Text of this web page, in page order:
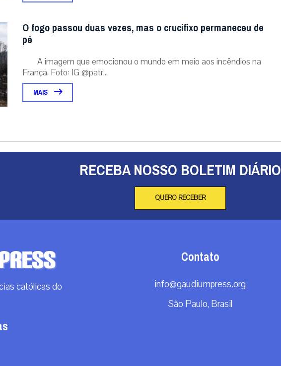
O fogo passou duas vezes, mas o crucifixo permaneceu de
pé
A imagem que emocionou o mundo em meio aos incêndios na
França. Foto: IG @patr...
MAIS
RECEBA NOSSO BOLETIM DIÁRIO
QUERO RECEBER
católicas do
Contato
info@gaudiumpress.org
São Paulo, Brasil